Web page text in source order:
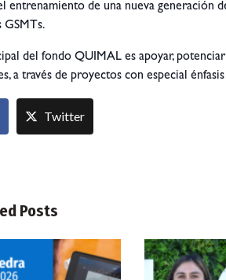
entrenamiento de una nueva generación
GSMTs.
del fondo QUIMAL es apoyar,
a través de proyectos con especial
Twitter
Posts